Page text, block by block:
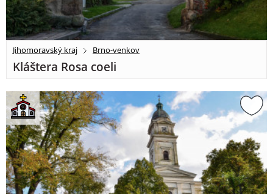
Jihomoravský kraj Brno-venkov
Kláštera Rosa coeli